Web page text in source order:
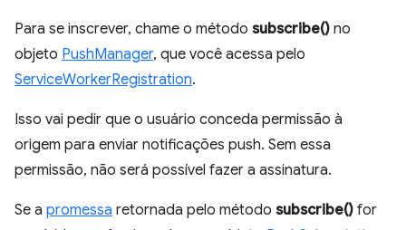
Para se inscrever, chame o método subscribe() no
objeto PushManager, que você acessa pelo
ServiceWorkerRegistration.
Isso vai pedir que o usuário conceda permissão à
origem para enviar notificações push. Sem essa
permissão, não será possível fazer a assinatura.
Se a promessa retornada pelo método subscribe() for